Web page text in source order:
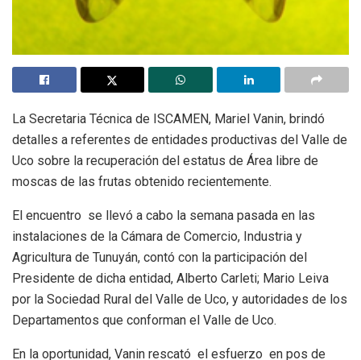
La Secretaria Técnica de ISCAMEN, Mariel Vanin, brindó
detalles a referentes de entidades productivas del Valle de
Uco sobre la recuperación del estatus de Área libre de
moscas de las frutas obtenido recientemente.
El encuentro se llevó a cabo la semana pasada en las
instalaciones de la Cámara de Comercio, Industria y
Agricultura de Tunuyán, contó con la participación del
Presidente de dicha entidad, Alberto Carleti; Mario Leiva
por la Sociedad Rural del Valle de Uco, y autoridades de los
Departamentos que conforman el Valle de Uco.
En la oportunidad, Vanin rescató el esfuerzo en pos de